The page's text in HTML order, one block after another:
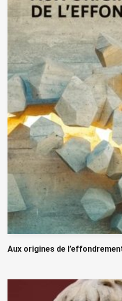
Aux origines de